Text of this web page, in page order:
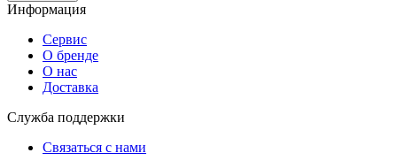
Информация
Сервис
О бренде
О нас
Доставка
Служба поддержки
Связаться с нами